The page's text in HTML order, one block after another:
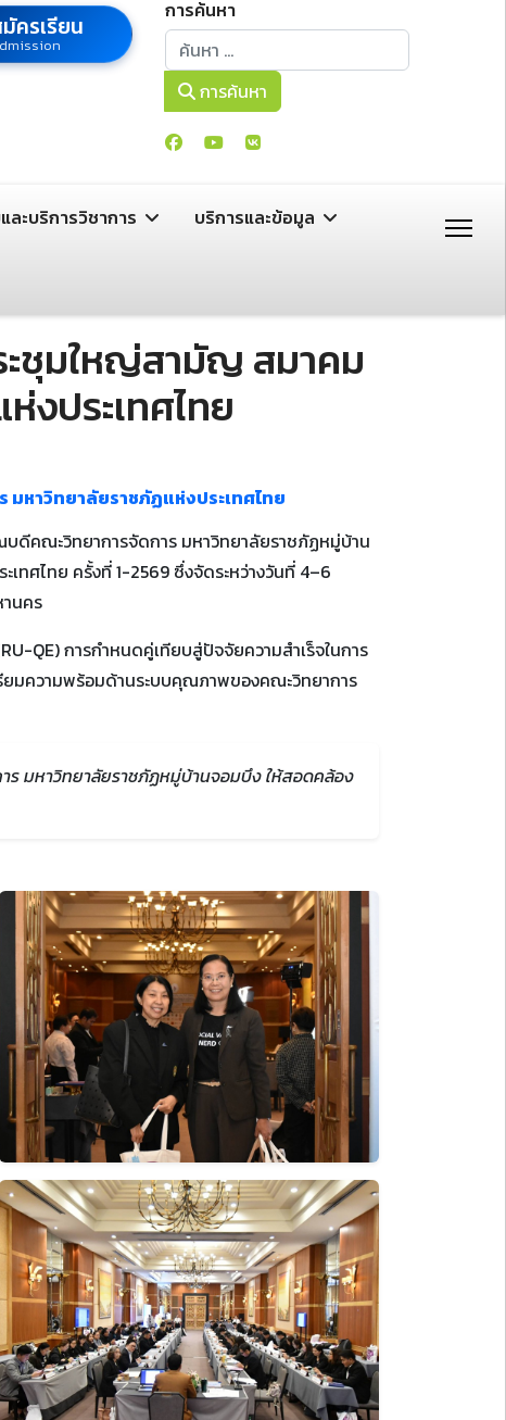
ครเรียน
การค้นหา
การค้นหา
การค้นหา
ละบริการวิชาการ บริการและข้อมูล
ชุมใหญ่สามัญ สมาคม
ประเทศไทย
หาวิทยาลัยราชภัฏแห่งประเทศไทย
ดีคณะวิทยาการจัดการ มหาวิทยาลัยราชภัฏหมู่บ้าน
ทศไทย ครั้งที่ 1-2569 ซึ่งจัดระหว่างวันที่ 4–6
นคร
QE) การกำหนดคู่เทียบสู่ปัจจัยความสำเร็จในการ
ยมความพร้อมด้านระบบคุณภาพของคณะวิทยาการ
ร มหาวิทยาลัยราชภัฏหมู่บ้านจอมบึง ให้สอดคล้อง